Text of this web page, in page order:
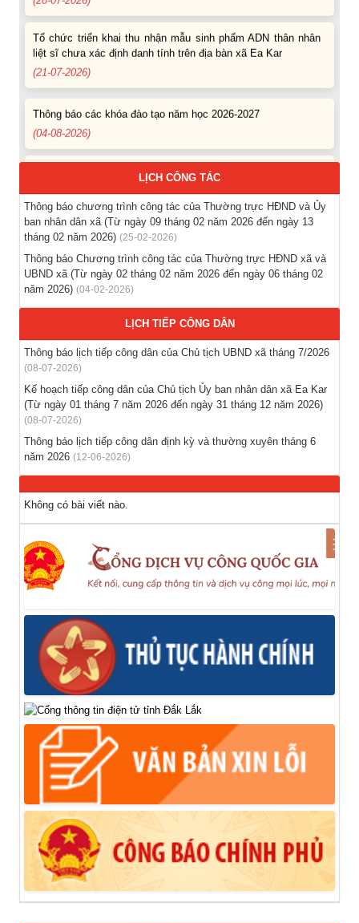
Tổ chức triển khai thu nhận mẫu sinh phẩm ADN thân nhân
liệt sĩ chưa xác định danh tính trên địa bàn xã Ea Kar
(21-07-2026)
(04-08-2026)
Thông báo hỗ trợ tư vấn, tuyển dụng lao động đi làm việc
trong tỉnh
Thông báo hỗ trợ tư vấn, tuyển dụng lao động đi làm việc ở
nước ngoài theo hợp đồng
(28-07-2026)
Thông báo tuyển lao động Việt Nam vào các vị trí dự kiến
tuyển dụng người lao động nước ngoài
Tổ chức triển khai thu nhận mẫu sinh phẩm ADN thân nhân
liệt sĩ chưa xác định danh tính trên địa bàn xã Ea Kar
(21-07-2026)
LỊCH CÔNG TÁC
Thông báo chương trình công tác của Thường trực HĐND và Ủy
ban nhân dân xã (Từ ngày 09 tháng 02 năm 2026 đến ngày 13
tháng 02 năm 2026) (25-02-2026)
Thông báo Chương trình công tác của Thường trực HĐND xã và
UBND xã (Từ ngày 02 tháng 02 năm 2026 đến ngày 06 tháng 02
năm 2026) (04-02-2026)
LỊCH TIẾP CÔNG DÂN
Thông báo lịch tiếp công dân của Chủ tịch UBND xã tháng 7/2026
(08-07-2026)
Kế hoạch tiếp công dân của Chủ tịch Ủy ban nhân dân xã Ea Kar
(Từ ngày 01 tháng 7 năm 2026 đến ngày 31 tháng 12 năm 2026)
(08-07-2026)
Thông báo lịch tiếp công dân định kỳ và thường xuyên tháng 6
năm 2026 (12-06-2026)
Không có bài viết nào.